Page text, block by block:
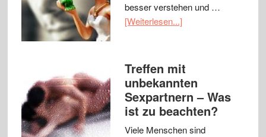
besser verstehen und …
[Weiterlesen...]
Treffen mit
unbekannten
Sexpartnern – Was
ist zu beachten?
Viele Menschen sind